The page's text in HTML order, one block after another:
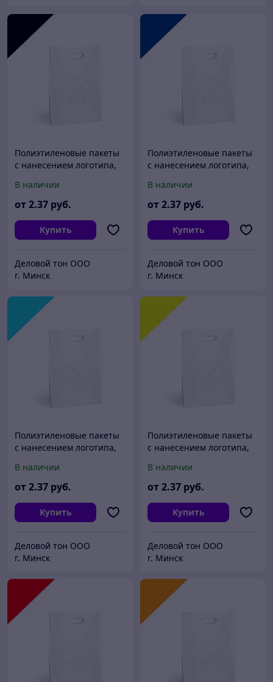
Полиэтиленовые пакеты
с нанесением логотипа,
В наличии
от2.37 руб.
Купить
Деловой тон ООО
г. Минск
Полиэтиленовые пакеты
с нанесением логотипа,
В наличии
от2.37 руб.
Купить
Деловой тон ООО
г. Минск
Полиэтиленовые пакеты
с нанесением логотипа,
В наличии
от2.37 руб.
Купить
Деловой тон ООО
г. Минск
Полиэтиленовые пакеты
с нанесением логотипа,
В наличии
от2.37 руб.
Купить
Деловой тон ООО
г. Минск